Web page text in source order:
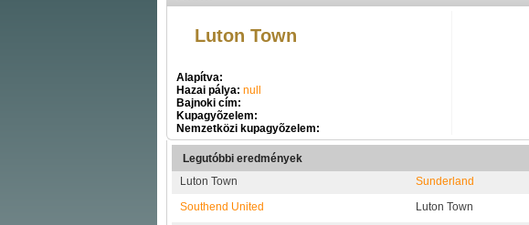
Luton Town
Alapítva:
Hazai pálya: null
Bajnoki cím:
Kupagyõzelem:
Nemzetközi kupagyõzelem:
Legutóbbi eredmények
Luton Town
Sunderland
Southend United
Luton Town